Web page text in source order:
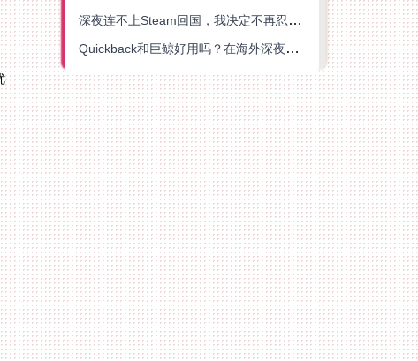
深夜连不上Steam回国，我决定不再忍受这数字鸿沟
Quickback和巨鲸好用吗？在海外深夜想刷B站、追爱奇艺的你，或许正需要这份答案